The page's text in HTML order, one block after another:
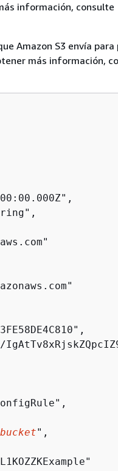
información, consulte
Amazon S3 envía para
más información,
",